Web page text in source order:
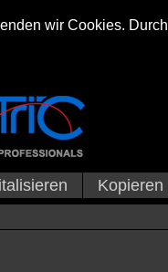
wir Cookies.
Kopieren